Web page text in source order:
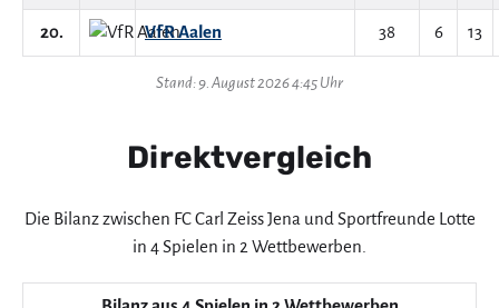
20. VfR Aalen 38 6 13
Stand: 9. August 2026 4:45 Uhr
Direktvergleich
Die Bilanz zwischen FC Carl Zeiss Jena und Sportfreunde Lotte
in 4 Spielen in 2 Wettbewerben.